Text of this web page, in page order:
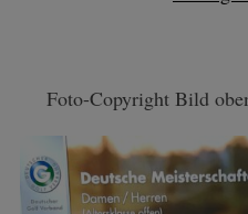
Foto-Copyright Bild